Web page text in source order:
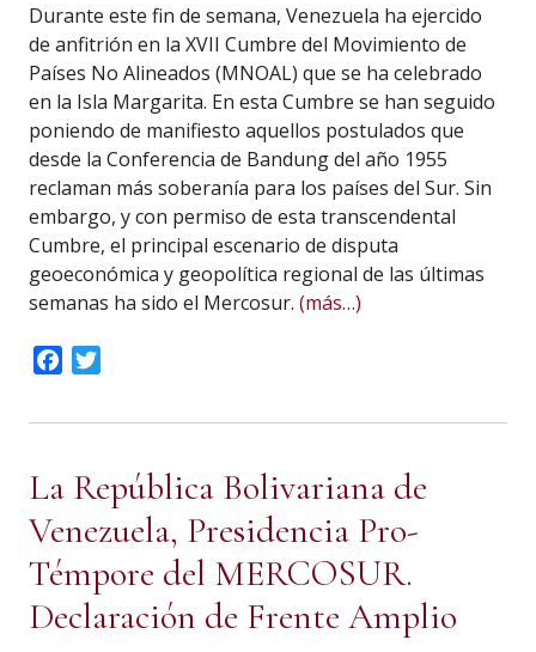
Durante este fin de semana, Venezuela ha ejercido
de anfitrión en la XVII Cumbre del Movimiento de
Países No Alineados (MNOAL) que se ha celebrado
en la Isla Margarita. En esta Cumbre se han seguido
poniendo de manifiesto aquellos postulados que
desde la Conferencia de Bandung del año 1955
reclaman más soberanía para los países del Sur. Sin
embargo, y con permiso de esta transcendental
Cumbre, el principal escenario de disputa
geoeconómica y geopolítica regional de las últimas
semanas ha sido el Mercosur. (más…)
Facebook
La República Bolivariana de
Venezuela, Presidencia Pro-
Témpore del MERCOSUR.
Declaración de Frente Amplio